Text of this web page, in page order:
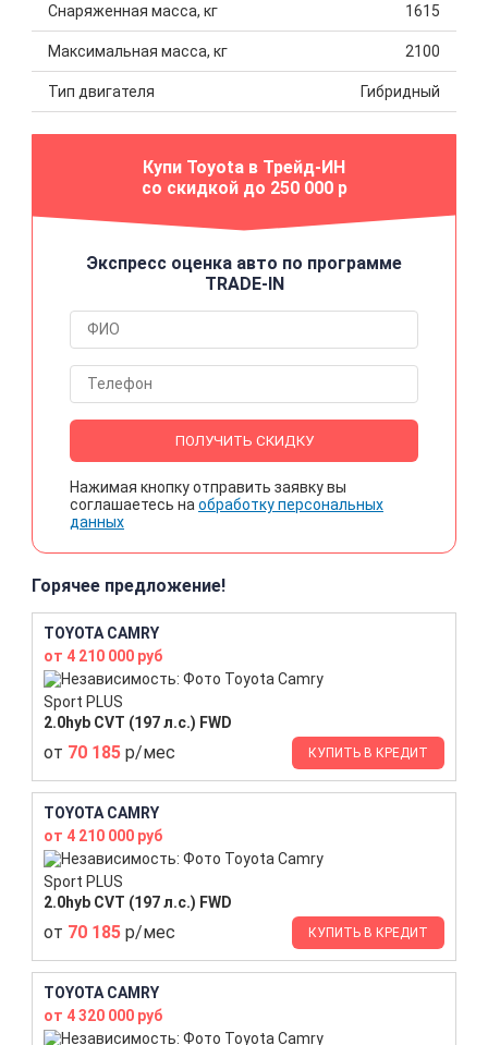
Снаряженная масса, кг 1615
Максимальная масса, кг 2100
Тип двигателя Гибридный
Купи Toyota в Трейд-ИН
со скидкой до 250 000 р
Экспресс оценка авто по программе
TRADE-IN
ПОЛУЧИТЬ СКИДКУ
Нажимая кнопку отправить заявку вы
соглашаетесь на обработку персональных
данных
Горячее предложение!
TOYOTA CAMRY
от 4 210 000 руб
Sport PLUS
2.0hyb CVT (197 л.с.) FWD
от 70 185 р/мес КУПИТЬ В КРЕДИТ
TOYOTA CAMRY
от 4 210 000 руб
Sport PLUS
2.0hyb CVT (197 л.с.) FWD
от 70 185 р/мес КУПИТЬ В КРЕДИТ
TOYOTA CAMRY
от 4 320 000 руб